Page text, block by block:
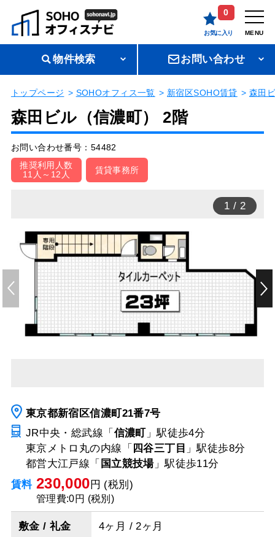
0
お気に入り MENU
物件検索 お問い合わせ
トップページ SOHOオフィス一覧 新宿区SOHO賃貸 森田
森田ビル（信濃町） 2階
お問い合わせ番号：54482
推奨利用人数
11人～12人
賃貸事務所
1 / 2
東京都新宿区信濃町21番7号
JR中央・総武線「 信濃町 」駅徒歩4分
東京メトロ丸の内線「 四谷三丁目 」駅徒歩8分
都営大江戸線「 国立競技場」駅徒歩11分
賃料 230,000 円 (税別)
管理費:0円 (税別)
敷金 / 礼金 4ヶ月 / 2ヶ月